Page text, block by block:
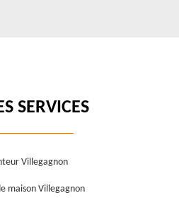
SERVICES
Villegagnon
maison Villegagnon